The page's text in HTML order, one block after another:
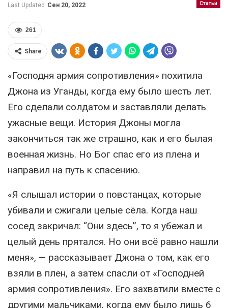
Статьи
Last Updated Сен 20, 2022
261
Share
«Господня армия сопротивления» похитила
Джона из Уганды, когда ему было шесть лет.
Его сделали солдатом и заставляли делать
ужасные вещи. История Джоны могла
закончиться так же страшно, как и его былая
военная жизнь. Но Бог спас его из плена и
направил на путь к спасению.
«Я слышал истории о повстанцах, которые
убивали и сжигали целые сёла. Когда наш
сосед закричал: “Они здесь”, то я убежал и
целый день прятался. Но они всё равно нашли
меня», — рассказывает Джона о том, как его
взяли в плен, а затем спасли от «Господней
армия сопротивления». Его захватили вместе с
другими мальчиками, когда ему было лишь 6